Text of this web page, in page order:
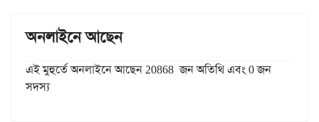
অনলাইনে আছেন
এই মুহুর্তে অনলাইনে আছেন 20868 জন অতিথি এবং 0 জন
সদস্য